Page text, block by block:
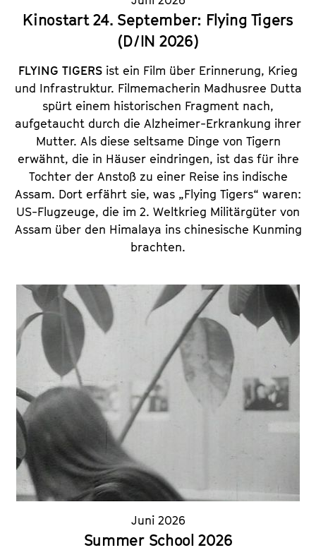
Kinostart 24. September: Flying Tigers
(D/IN 2026)
FLYING TIGERS ist ein Film über Erinnerung, Krieg
und Infrastruktur. Filmemacherin Madhusree Dutta
spürt einem historischen Fragment nach,
aufgetaucht durch die Alzheimer-Erkrankung ihrer
Mutter. Als diese seltsame Dinge von Tigern
erwähnt, die in Häuser eindringen, ist das für ihre
Tochter der Anstoß zu einer Reise ins indische
Assam. Dort erfährt sie, was „Flying Tigers“ waren:
US-Flugzeuge, die im 2. Weltkrieg Militärgüter von
Assam über den Himalaya ins chinesische Kunming
brachten.
Juni 2026
Summer School 2026